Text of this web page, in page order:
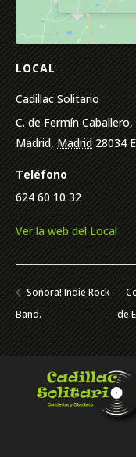
LOCAL
Cadillac Solitario
C. de Fermín
Madrid, Madrid 28034
Teléfono
624 60 10 32
Ver la web del Local
Sonora! Indie Rock
Band.
de